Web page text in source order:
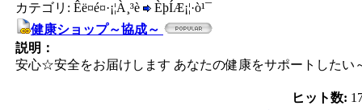
カテゴリ: Êë¤é¤·¡¦À¸³è
ÈþÍÆ¡¦·ò¹¯
健康ショップ～協成～
説明：
安心☆安全をお届けします あなたの健康をサポートしたい
ヒット数: